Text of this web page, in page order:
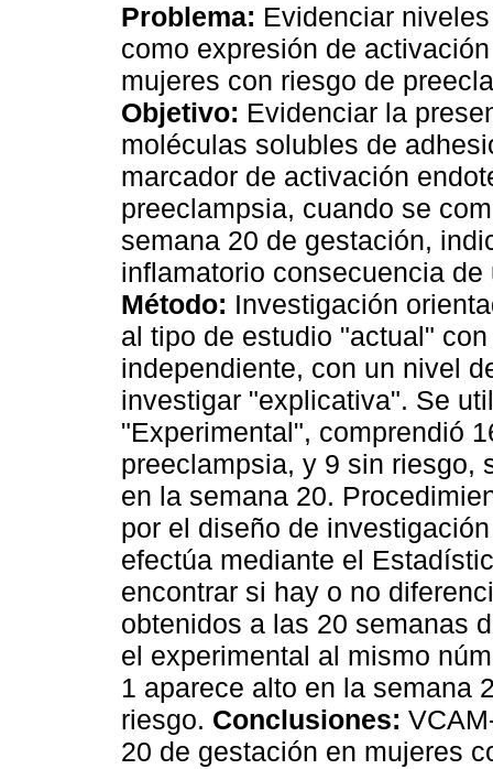
Problema: Evidenciar
como expresión de
mujeres con riesgo de
Objetivo: Evidenciar la
moléculas solubles de
marcador de activación
preeclampsia, cuando se
semana 20 de gestación,
inflamatorio consecuencia
Método: Investigación
al tipo de estudio "actual"
independiente, con un nivel
investigar "explicativa". Se
"Experimental", comprendió
preeclampsia, y 9 sin riesgo,
en la semana 20.
por el diseño de
efectúa mediante el
encontrar si hay o no
obtenidos a las 20 semanas
el experimental al mismo
1 aparece alto en la semana
riesgo. Conclusiones:
20 de gestación en mujeres